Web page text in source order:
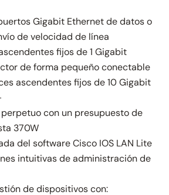
Gigabit Ethernet de datos o
de velocidad de línea
fijos de 1 Gigabit
de forma pequeño conectable
ascendentes fijos de 10 Gigabit
perpetuo con un presupuesto de
370W
del software Cisco IOS LAN Lite
intuitivas de administración de
de dispositivos con: